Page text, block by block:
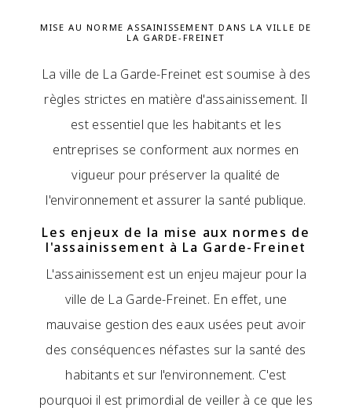
MISE AU NORME ASSAINISSEMENT DANS LA VILLE DE
LA GARDE-FREINET
La ville de La Garde-Freinet est soumise à des
règles strictes en matière d'assainissement. Il
est essentiel que les habitants et les
entreprises se conforment aux normes en
vigueur pour préserver la qualité de
l'environnement et assurer la santé publique.
Les enjeux de la mise aux normes de
l'assainissement à La Garde-Freinet
L'assainissement est un enjeu majeur pour la
ville de La Garde-Freinet. En effet, une
mauvaise gestion des eaux usées peut avoir
des conséquences néfastes sur la santé des
habitants et sur l'environnement. C'est
pourquoi il est primordial de veiller à ce que les